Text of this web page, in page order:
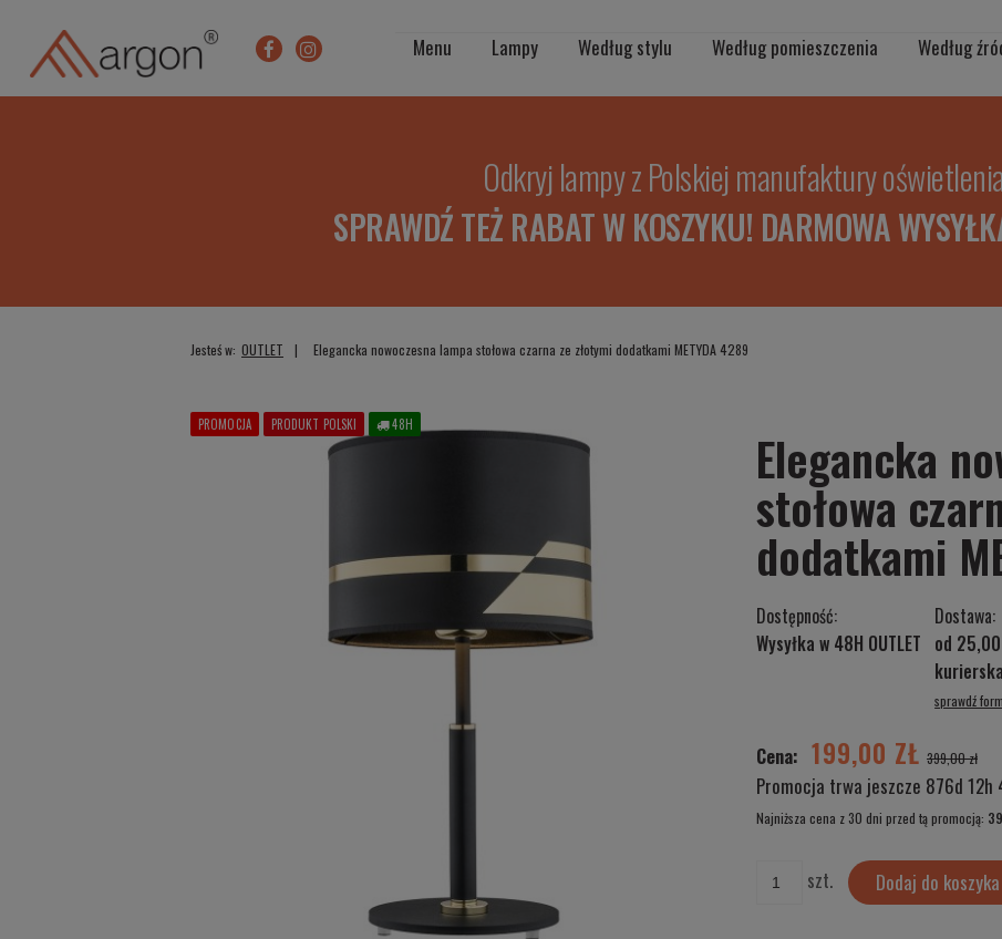
Menu Lampy Według stylu Według pomieszczenia Według
Odkryj lampy z Polskiej manufaktury
SPRAWDŹ TEŻ RABAT W KOSZYKU! DARMOWA
Jesteś w: OUTLET Elegancka nowoczesna lampa stołowa czarna ze złotymi dodatkami METYDA 4289
PROMOCJA PRODUKT POLSKI 48H Elegancka
stołowa
dodatkami
Dostępność:
Wysyłka w 48H OUTLET
Dostawa:
od
kurierska
płatności
sprawdź
Cena: 199,00 ZŁ 399,00 zł
Promocja trwa jeszcze 876d 12h
Najniższa cena z 30 dni przed tą promocją:
Jeżeli produkt jest sprzedawany krócej
wyświetlana jest najniższa cena od
produkt pojawił się w sprzedaży.
szt. Dodaj do koszyka